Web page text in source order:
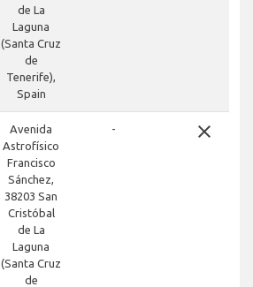
de La
Laguna
(Santa Cruz
de
Tenerife),
Spain
Avenida
Astrofísico
Francisco
Sánchez,
38203 San
Cristóbal
de La
Laguna
(Santa Cruz
de
- close